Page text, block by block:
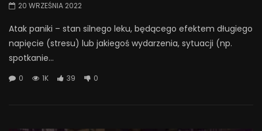
20 WRZEŚNIA 2022
Atak paniki – stan silnego leku, będącego efektem długiego
napięcie (stresu) lub jakiegoś wydarzenia, sytuacji (np.
spotkanie...
0 1K 39 0